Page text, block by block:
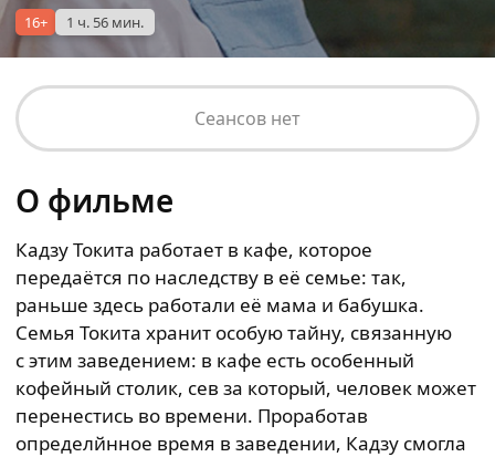
16+ 1 ч. 56 мин.
Сеансов нет
О фильме
Кадзу Токита работает в кафе, которое
передаётся по наследству в её семье: так,
раньше здесь работали её мама и бабушка.
Семья Токита хранит особую тайну, связанную
с этим заведением: в кафе есть особенный
кофейный столик, сев за который, человек может
перенестись во времени. Проработав
определйнное время в заведении, Кадзу смогла